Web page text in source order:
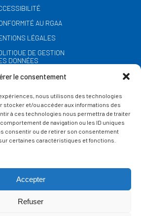
le consentement
nous utilisons des technologies
stocker et/ou accéder aux informations des
à ces technologies nous permettra de traiter
de navigation ou les ID uniques
consentir ou de retirer son consentement
certaines caractéristiques et fonctions.
Accepter
Refuser
AU RGAA
LÉGALES
DE GESTION
DONNÉES
DES COOKIES
NOUS
LES RÉSEAUX